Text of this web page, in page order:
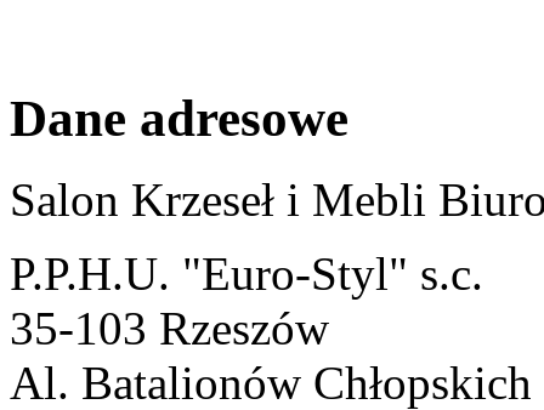
Dane adresowe
Salon Krzeseł i Mebli
P.P.H.U. "Euro-Styl" s.c.
35-103 Rzeszów
Al. Batalionów